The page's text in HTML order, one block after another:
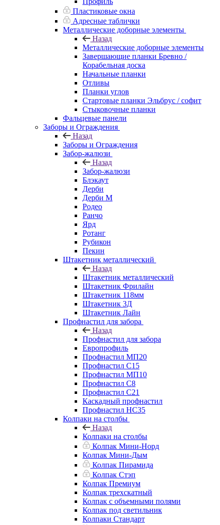
Пластиковые окна
Адресные таблички
Металлические доборные элементы
Назад
Металлические доборные элементы
Завершающие планки Бревно /
Корабельная доска
Начальные планки
Отливы
Планки углов
Стартовые планки Эльбрус / софит
Стыковочные планки
Фальцевые панели
Заборы и Ограждения
Назад
Заборы и Ограждения
Забор-жалюзи
Назад
Забор-жалюзи
Блэкаут
Дерби
Дерби M
Родео
Ранчо
Ярд
Ротанг
Рубикон
Пекин
Штакетник металлический
Назад
Штакетник металлический
Штакетник Фрилайн
Штакетник 118мм
Штакетник 3Д
Штакетник Лайн
Профнастил для забора
Назад
Профнастил для забора
Европрофиль
Профнастил МП20
Профнастил C15
Профнастил МП10
Профнастил C8
Профнастил C21
Каскадный профнастил
Профнастил НС35
Колпаки на столбы
Назад
Колпаки на столбы
Колпак Мини-Норд
Колпак Мини-Дым
Колпак Пирамида
Колпак Стэп
Колпак Премиум
Колпак трехскатный
Колпак с объемными полями
Колпак под светильник
Колпаки Стандарт